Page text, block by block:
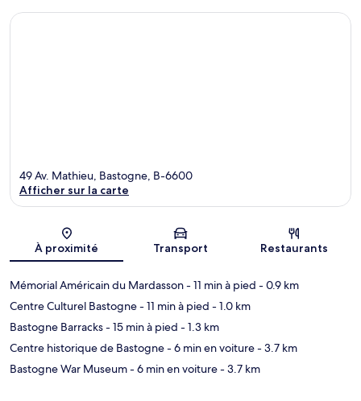
Carte
49 Av. Mathieu, Bastogne, B-6600
Afficher sur la carte
À proximité Transport Restaurants
Mémorial Américain du Mardasson- 11 min à pied - 0.9 km
Centre Culturel Bastogne- 11 min à pied - 1.0 km
Bastogne Barracks- 15 min à pied - 1.3 km
Centre historique de Bastogne- 6 min en voiture- 3.7 km
Bastogne War Museum- 6 min en voiture- 3.7 km